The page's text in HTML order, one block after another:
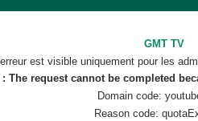
GMT TV
est visible uniquement pour les
: The request cannot be completed
Domain code:
Reason code: